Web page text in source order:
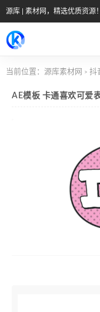
源库 | 素材网，精选优质资源
当前位置： 源库素材网 > 抖
AE模板 卡通喜欢可爱